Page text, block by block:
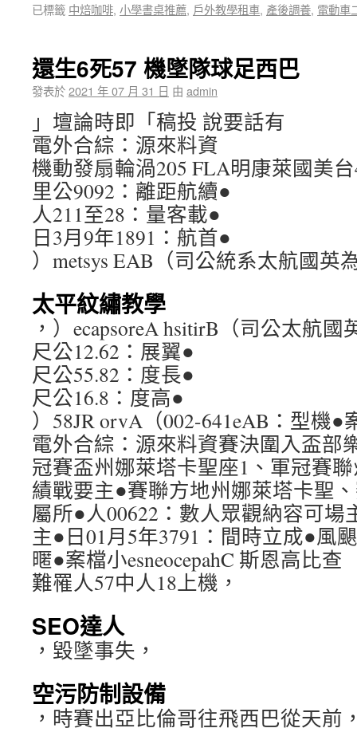
已標籤 中焙咖啡, 小學書桌推薦, 戶外教學租車, 產後調養, 電動車
還生6死57 機墜隊球足西巴
發表於2021 年 07 月 31 日 由 admin
」壇論時即「稿投 說要話有
電外合綜：源來料資
機動發扇輪渦205 FLA明康萊國美
里公9092：離距航續●
人211至28：量客載●
日3月9年1891：航首●
）metsys EAB（司公統系太航國英
太平紋繡教學
，）ecapsoreA hsitirB（司公太航
尺公12.62：展翼●
尺公55.82：度長●
尺公16.8：度高●
）58JR orvA（002-641eAB：型機
電外合綜：源來料資賽決圍入盃部
冠賽盃州娜萊塔卡聖座1、軍冠賽
績戰要主●賽聯方地州娜萊塔卡聖
屬所●人00622：數人眾觀納容可場
主●日01月5年3791：間時立成●風
暱●案檔小esneocepahC 斯恩高比查
難罹人57中人18上機，
SEO達人
，毀墜事失，
空污防制設備
，時賽出亞比倫哥往飛西巴從天前